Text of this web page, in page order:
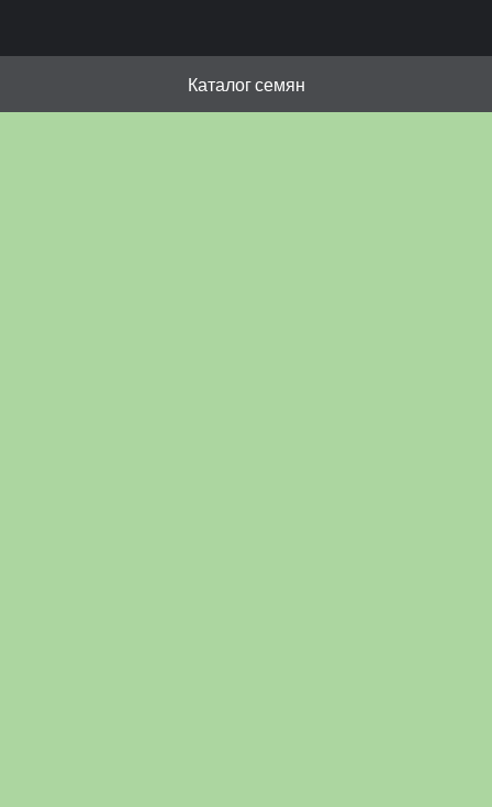
Каталог семян